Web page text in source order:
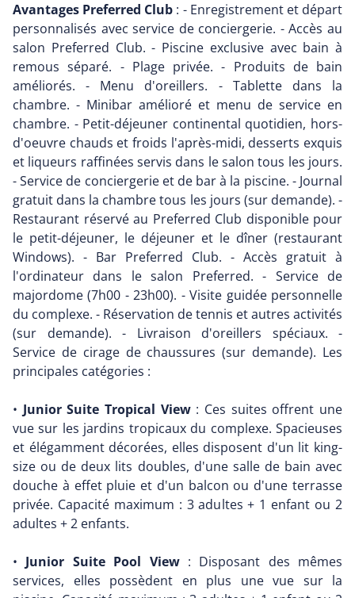
Avantages Preferred Club : - Enregistrement et départ
personnalisés avec service de conciergerie. - Accès au
salon Preferred Club. - Piscine exclusive avec bain à
remous séparé. - Plage privée. - Produits de bain
améliorés. - Menu d'oreillers. - Tablette dans la
chambre. - Minibar amélioré et menu de service en
chambre. - Petit-déjeuner continental quotidien, hors-
d'oeuvre chauds et froids l'après-midi, desserts exquis
et liqueurs raffinées servis dans le salon tous les jours.
- Service de conciergerie et de bar à la piscine. - Journal
gratuit dans la chambre tous les jours (sur demande). -
Restaurant réservé au Preferred Club disponible pour
le petit-déjeuner, le déjeuner et le dîner (restaurant
Windows). - Bar Preferred Club. - Accès gratuit à
l'ordinateur dans le salon Preferred. - Service de
majordome (7h00 - 23h00). - Visite guidée personnelle
du complexe. - Réservation de tennis et autres activités
(sur demande). - Livraison d'oreillers spéciaux. -
Service de cirage de chaussures (sur demande). Les
principales catégories :
• Junior Suite Tropical View: Ces suites offrent une
vue sur les jardins tropicaux du complexe. Spacieuses
et élégamment décorées, elles disposent d'un lit king-
size ou de deux lits doubles, d'une salle de bain avec
douche à effet pluie et d'un balcon ou d'une terrasse
privée. Capacité maximum : 3 adultes + 1 enfant ou 2
adultes + 2 enfants.
• Junior Suite Pool View: Disposant des mêmes
services, elles possèdent en plus une vue sur la